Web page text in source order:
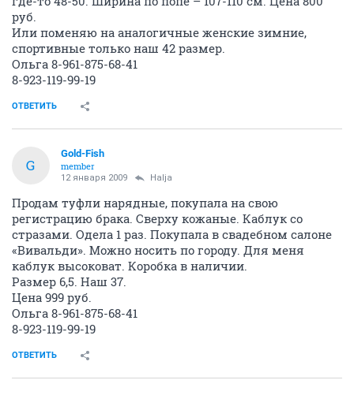
руб.
Или поменяю на аналогичные женские зимние,
спортивные только наш 42 размер.
Ольга 8-961-875-68-41
8-923-119-99-19
ОТВЕТИТЬ
G
Gold-Fish
member
12 января 2009 Halja
Продам туфли нарядные, покупала на свою
регистрацию брака. Сверху кожаные. Каблук со
стразами. Одела 1 раз. Покупала в свадебном салоне
«Вивальди». Можно носить по городу. Для меня
каблук высоковат. Коробка в наличии.
Размер 6,5. Наш 37.
Цена 999 руб.
Ольга 8-961-875-68-41
8-923-119-99-19
ОТВЕТИТЬ